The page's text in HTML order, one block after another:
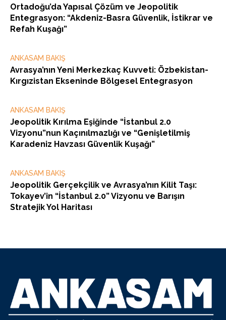
Ortadoğu’da Yapısal Çözüm ve Jeopolitik
Entegrasyon: “Akdeniz-Basra Güvenlik, İstikrar ve
Refah Kuşağı”
ANKASAM BAKIŞ
Avrasya’nın Yeni Merkezkaç Kuvveti: Özbekistan-
Kırgızistan Ekseninde Bölgesel Entegrasyon
ANKASAM BAKIŞ
Jeopolitik Kırılma Eşiğinde “İstanbul 2.0
Vizyonu”nun Kaçınılmazlığı ve “Genişletilmiş
Karadeniz Havzası Güvenlik Kuşağı”
ANKASAM BAKIŞ
Jeopolitik Gerçekçilik ve Avrasya’nın Kilit Taşı:
Tokayev’in “İstanbul 2.0” Vizyonu ve Barışın
Stratejik Yol Haritası